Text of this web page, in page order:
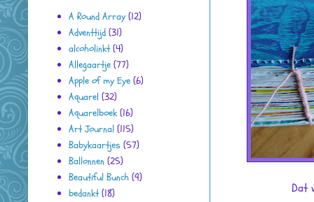
Dat
A Round Array (12)
Adventtijd (31)
alcoholinkt (4)
Allegaartje (77)
Apple of my Eye (6)
Aquarel (32)
Aquarelboek (16)
Art Journal (115)
Babykaartjes (57)
Ballonnen (25)
Beautiful Bunch (9)
bedankt (18)